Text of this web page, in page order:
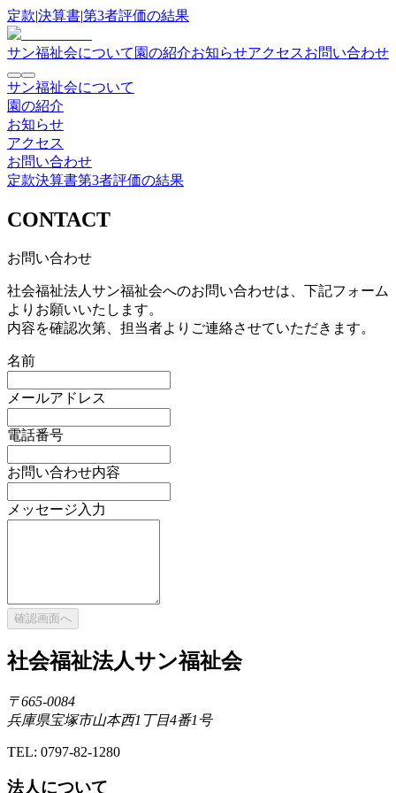
定款|決算書|第3者評価の結果
サン福祉会について 園の紹介お知らせアクセスお問い合わせ
サン福祉会について
園の紹介
お知らせ
アクセス
お問い合わせ
定款決算書第3者評価の結果
CONTACT
お問い合わせ
社会福祉法人サン福祉会へのお問い合わせは、下記フォーム
よりお願いいたします。
内容を確認次第、担当者よりご連絡させていただきます。
名前
メールアドレス
電話番号
お問い合わせ内容
メッセージ入力
確認画面へ
社会福祉法人サン福祉会
〒665-0084
兵庫県宝塚市山本西1丁目4番1号
TEL: 0797-82-1280
法人について